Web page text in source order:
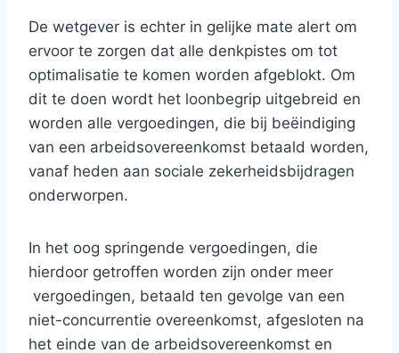
De wetgever is echter in gelijke mate alert om
ervoor te zorgen dat alle denkpistes om tot
optimalisatie te komen worden afgeblokt. Om
dit te doen wordt het loonbegrip uitgebreid en
worden alle vergoedingen, die bij beëindiging
van een arbeidsovereenkomst betaald worden,
vanaf heden aan sociale zekerheidsbijdragen
onderworpen.
In het oog springende vergoedingen, die
hierdoor getroffen worden zijn onder meer
vergoedingen, betaald ten gevolge van een
niet-concurrentie overeenkomst, afgesloten na
het einde van de arbeidsovereenkomst en